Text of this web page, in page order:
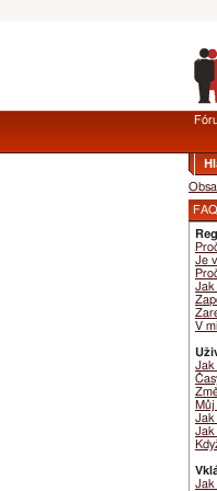
FAQ
Je
Jak
V
Jak
Můj
Jak
Jak
Jak